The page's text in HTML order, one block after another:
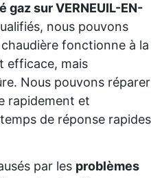
sur VERNEUIL-EN-
nous pouvons
fonctionne à la
efficace, mais
Nous pouvons réparer
rapidement et
de réponse rapides
par les problèmes